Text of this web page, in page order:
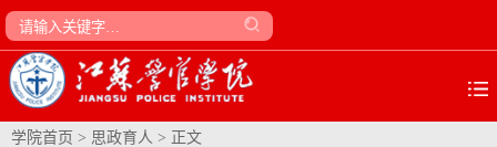
学院首页 > 思政育人 > 正文